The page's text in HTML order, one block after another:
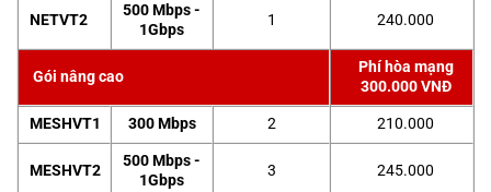
NETVT2
500 Mbps -
1Gbps
1 240.000
Gói nâng cao
Phí hòa mạng
300.000 VNĐ
MESHVT1
300 Mbps 2 210.000
MESHVT2
500 Mbps -
1Gbps
3 245.000